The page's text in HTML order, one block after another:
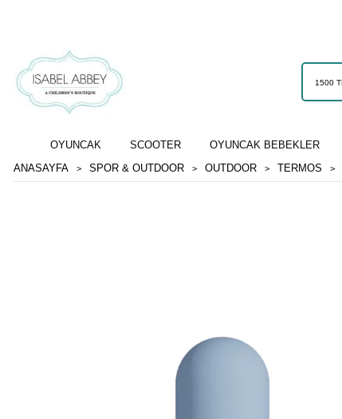
OYUNCAK SCOOTER OYUNCAK BEBEKLER
ANASAYFA
SPOR & OUTDOOR OUTDOOR TERMOS